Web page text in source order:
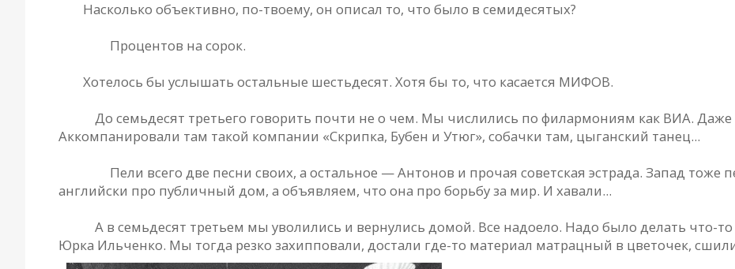
Насколько объективно, по-твоему, он описал то, что было в семидесятых?
Процентов на сорок.
Хотелось бы услышать остальные шестьдесят. Хотя бы то, что касается МИФОВ.
До семьдесят третьего говорить почти не о чем. Мы числились по филармониям как ВИА.
Аккомпанировали там такой компании «Скрипка, Бубен и Утюг», собачки там, цыганский танец...
Пели всего две песни своих, а остальное — Антонов и прочая советская эстрада. Запад
английски про публичный дом, а объявляем, что она про борьбу за мир. И хавали...
А в семьдесят третьем мы уволились и вернулись домой. Все надоело. Надо было делать что-
Юрка Ильченко. Мы тогда резко захипповали, достали где-то материал матрацный в цветочек,